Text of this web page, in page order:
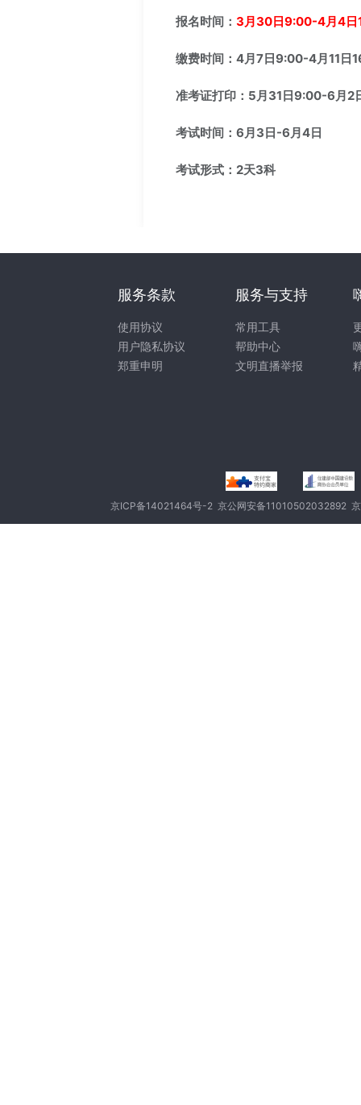
报名时间： 3月30日9:00-4月4日
缴费时间：4月7日9:00-4月11日
准考证打印：5月31日9:00-6月2
考试时间：6月3日-6月4日
考试形式：2天3科
服务与支持
常用工具
帮助中心
文明直播举报
服务条款
使用协议
用户隐私协议
郑重申明
京ICP备14021464号-2 京公网安备11010502032892